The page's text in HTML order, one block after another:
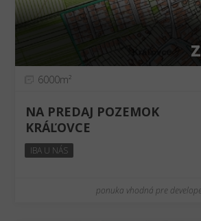
6000m²
NA PREDAJ POZEMOK
KRÁĽOVCE
IBA U NÁS
ponuka vhodná pre